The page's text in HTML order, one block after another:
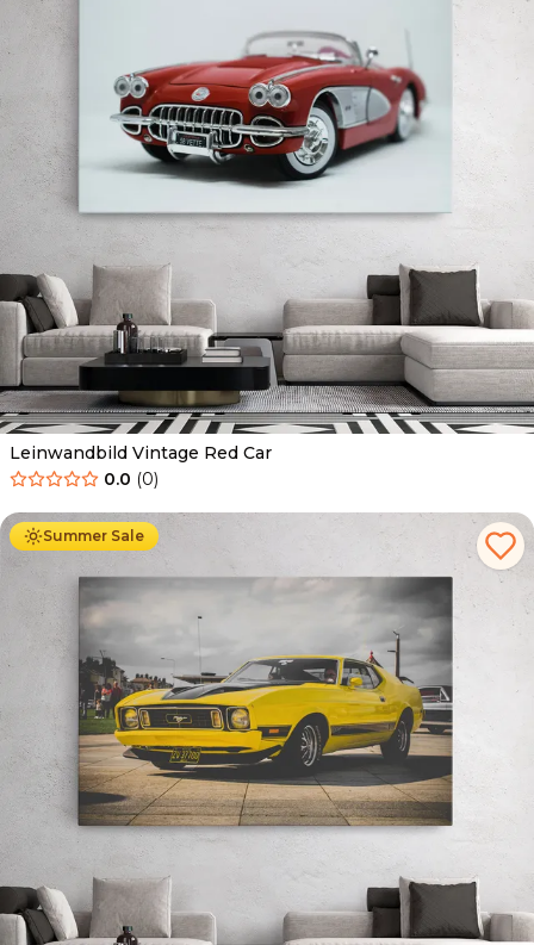
Leinwandbild Vintage Red Car
0.0 (0)
Summer Sale
Ab 39.90 € 34.90